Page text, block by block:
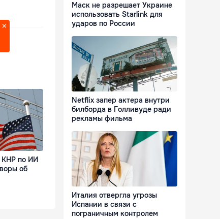
по ИИ
об
Маск не разрешает Украине
использовать Starlink для
ударов по России
Netflix запер актера внутри
билборда в Голливуде ради
рекламы фильма
Италия отвергла угрозы
Испании в связи с
пограничным контролем